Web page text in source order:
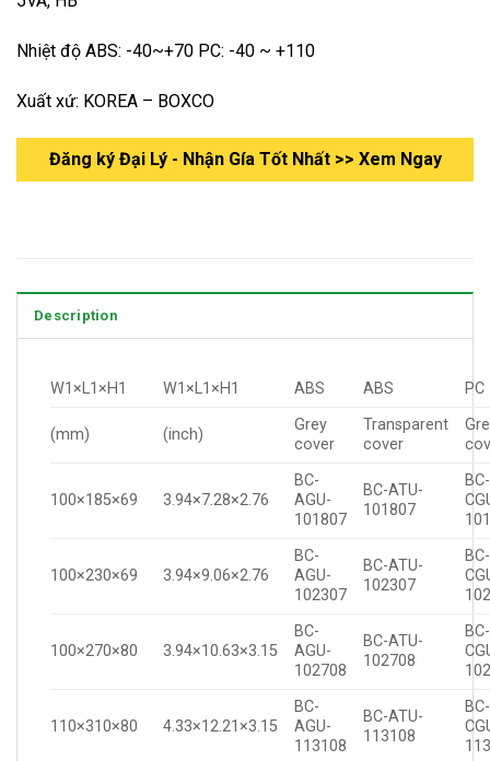
Nhiệt độ ABS: -40~+70 PC: -40 ~ +110
Xuất xứ: KOREA – BOXCO
Đăng ký Đại Lý - Nhận Gía Tốt Nhất >> Xem Ngay
Description
W1×L1×H1 W1×L1×H1 ABS ABS PC
(mm) (inch)
Grey
cover
Transparent
cover
100×185×69 3.94×7.28×2.76
BC-
AGU-
101807
BC-ATU-
101807
BC-
100×230×69 3.94×9.06×2.76
BC-
AGU-
102307
BC-ATU-
102307
BC-
100×270×80 3.94×10.63×3.15
BC-
AGU-
102708
BC-ATU-
102708
BC-
110×310×80 4.33×12.21×3.15
BC-
AGU-
113108
BC-ATU-
113108
BC-